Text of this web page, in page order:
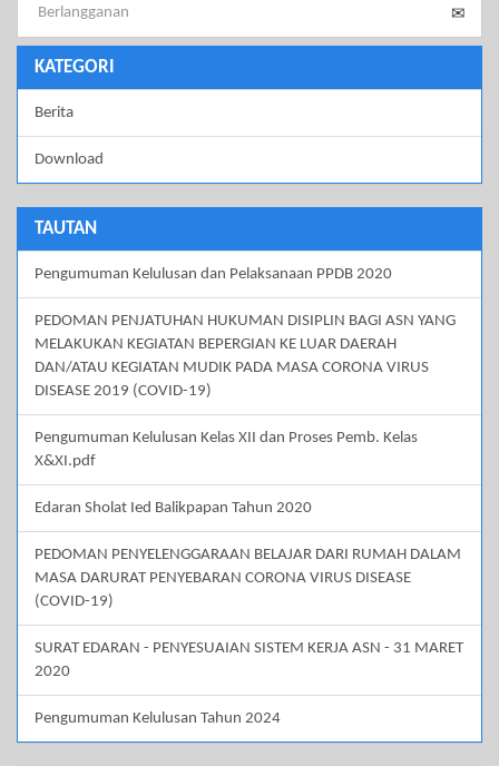
KATEGORI
Berita
Download
TAUTAN
Pengumuman Kelulusan dan Pelaksanaan PPDB 2020
PEDOMAN PENJATUHAN HUKUMAN DISIPLIN BAGI ASN YANG
MELAKUKAN KEGIATAN BEPERGIAN KE LUAR DAERAH
DAN/ATAU KEGIATAN MUDIK PADA MASA CORONA VIRUS
DISEASE 2019 (COVID-19)
Pengumuman Kelulusan Kelas XII dan Proses Pemb. Kelas
X&XI.pdf
Edaran Sholat Ied Balikpapan Tahun 2020
PEDOMAN PENYELENGGARAAN BELAJAR DARI RUMAH DALAM
MASA DARURAT PENYEBARAN CORONA VIRUS DISEASE
(COVID-19)
SURAT EDARAN - PENYESUAIAN SISTEM KERJA ASN - 31 MARET
2020
Pengumuman Kelulusan Tahun 2024